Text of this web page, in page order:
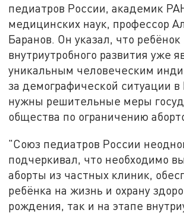
педиатров России, академик
медицинских наук, профессор
Баранов. Он указал, что
внутриутробного развития уже
уникальным человеческим
за демографической ситуации в
нужны решительные меры
общества по ограничению
"Союз педиатров России
подчеркивал, что необходимо
аборты из частных клиник,
ребёнка на жизнь и охрану
рождения, так и на этапе